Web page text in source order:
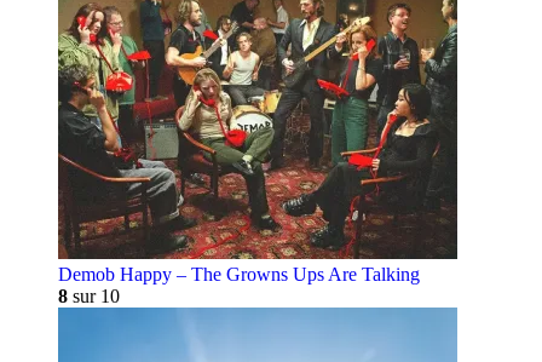
Demob Happy – The Growns Ups Are Talking
8 sur 10